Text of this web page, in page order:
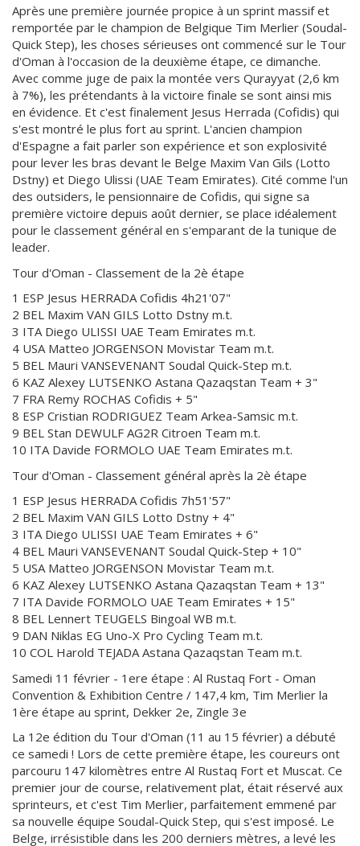
Après une première journée propice à un sprint massif et
remportée par le champion de Belgique Tim Merlier (Soudal-
Quick Step), les choses sérieuses ont commencé sur le Tour
d'Oman à l'occasion de la deuxième étape, ce dimanche.
Avec comme juge de paix la montée vers Qurayyat (2,6 km
à 7%), les prétendants à la victoire finale se sont ainsi mis
en évidence. Et c'est finalement Jesus Herrada (Cofidis) qui
s'est montré le plus fort au sprint. L'ancien champion
d'Espagne a fait parler son expérience et son explosivité
pour lever les bras devant le Belge Maxim Van Gils (Lotto
Dstny) et Diego Ulissi (UAE Team Emirates). Cité comme l'un
des outsiders, le pensionnaire de Cofidis, qui signe sa
première victoire depuis août dernier, se place idéalement
pour le classement général en s'emparant de la tunique de
leader.
Tour d'Oman - Classement de la 2è étape
1 ESP Jesus HERRADA Cofidis 4h21'07"
2 BEL Maxim VAN GILS Lotto Dstny m.t.
3 ITA Diego ULISSI UAE Team Emirates m.t.
4 USA Matteo JORGENSON Movistar Team m.t.
5 BEL Mauri VANSEVENANT Soudal Quick-Step m.t.
6 KAZ Alexey LUTSENKO Astana Qazaqstan Team + 3"
7 FRA Remy ROCHAS Cofidis + 5"
8 ESP Cristian RODRIGUEZ Team Arkea-Samsic m.t.
9 BEL Stan DEWULF AG2R Citroen Team m.t.
10 ITA Davide FORMOLO UAE Team Emirates m.t.
Tour d'Oman - Classement général après la 2è étape
1 ESP Jesus HERRADA Cofidis 7h51'57"
2 BEL Maxim VAN GILS Lotto Dstny + 4"
3 ITA Diego ULISSI UAE Team Emirates + 6"
4 BEL Mauri VANSEVENANT Soudal Quick-Step + 10"
5 USA Matteo JORGENSON Movistar Team m.t.
6 KAZ Alexey LUTSENKO Astana Qazaqstan Team + 13"
7 ITA Davide FORMOLO UAE Team Emirates + 15"
8 BEL Lennert TEUGELS Bingoal WB m.t.
9 DAN Niklas EG Uno-X Pro Cycling Team m.t.
10 COL Harold TEJADA Astana Qazaqstan Team m.t.
Samedi 11 février - 1ere étape : Al Rustaq Fort - Oman
Convention & Exhibition Centre / 147,4 km, Tim Merlier la
1ère étape au sprint, Dekker 2e, Zingle 3e
La 12e édition du Tour d'Oman (11 au 15 février) a débuté
ce samedi ! Lors de cette première étape, les coureurs ont
parcouru 147 kilomètres entre Al Rustaq Fort et Muscat. Ce
premier jour de course, relativement plat, était réservé aux
sprinteurs, et c'est Tim Merlier, parfaitement emmené par
sa nouvelle équipe Soudal-Quick Step, qui s'est imposé. Le
Belge, irrésistible dans les 200 derniers mètres, a levé les